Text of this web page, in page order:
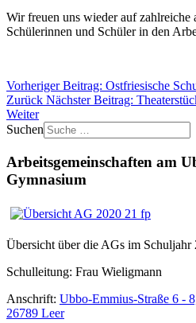
Wir freuen uns wieder auf zahlreiche
Schülerinnen und Schüler in den
Vorheriger Beitrag: Ostfriesische
Zurück Nächster Beitrag:
Weiter
Suchen
Arbeitsgemeinschaften am
Gymnasium
Übersicht über die AGs im Schuljahr
Schulleitung: Frau Wieligmann
Anschrift: Ubbo-Emmius-Straße 6 -
26789 Leer